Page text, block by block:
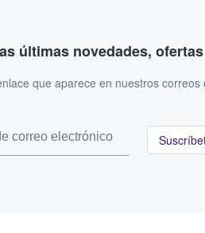
últimas novedades,
que aparece en nuestros